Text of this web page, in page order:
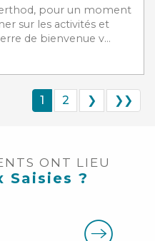
pour un moment
sur les activités et
de bienvenue v...
1 2 ❯ ❯❯
ONT LIEU
Saisies ?